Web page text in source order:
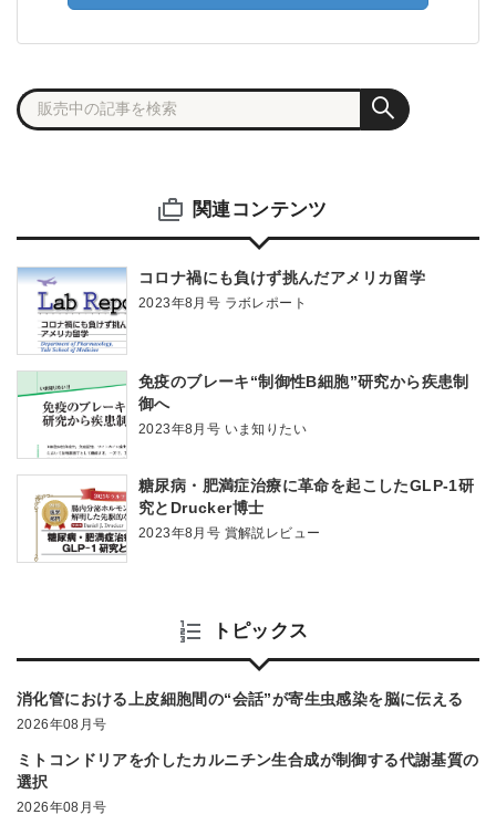
関連コンテンツ
コロナ禍にも負けず挑んだアメリカ留学
2023年8月号 ラボレポート
免疫のブレーキ“制御性B細胞”研究から疾患制
御へ
2023年8月号 いま知りたい
糖尿病・肥満症治療に革命を起こしたGLP-1研
究とDrucker博士
2023年8月号 賞解説レビュー
トピックス
消化管における上皮細胞間の“会話”が寄生虫感染を脳に伝える
2026年08月号
ミトコンドリアを介したカルニチン生合成が制御する代謝基質の
選択
2026年08月号